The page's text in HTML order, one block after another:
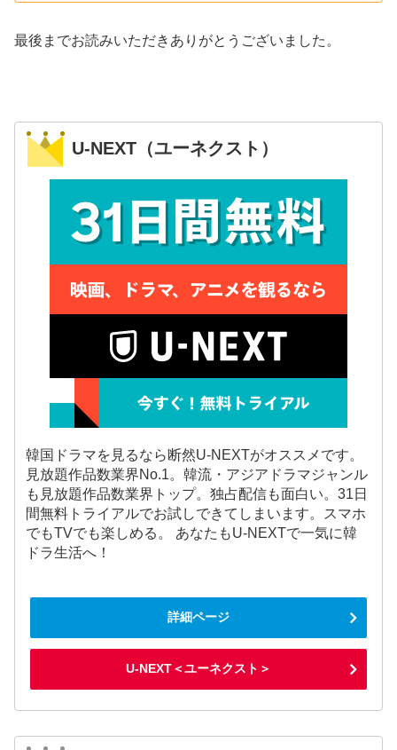
最後までお読みいただきありがとうございました。
U-NEXT（ユーネクスト）
韓国ドラマを見るなら断然U-NEXTがオススメです。
見放題作品数業界No.1。韓流・アジアドラマジャンル
も見放題作品数業界トップ。独占配信も面白い。31日
間無料トライアルでお試しできてしまいます。スマホ
でもTVでも楽しめる。 あなたもU-NEXTで一気に韓
ドラ生活へ！
詳細ページ
U-NEXT＜ユーネクスト＞